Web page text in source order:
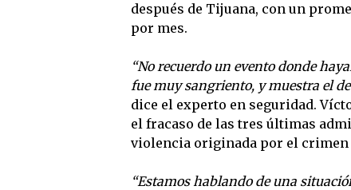
después de Tijuana, con un
por mes.
“No recuerdo un evento donde
fue muy sangriento, y muestra el
dice el experto en seguridad.
el fracaso de las tres últimas
violencia originada por el crimen
“Estamos hablando de una